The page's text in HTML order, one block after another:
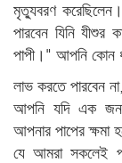
মৃত্যুবরণ
পারবেন যিনি
পাপী।" আপনি কোন
লাভ করতে পারবেন
আপনি যদি এক জন
আপনার পাপের ক্ষমা
যে আমরা সকলেই